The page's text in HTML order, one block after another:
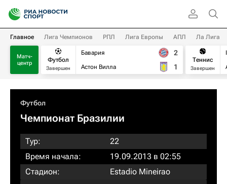
Главное Лига Чемпионов РПЛ Лига Европы АПЛ Ла Лига
Матч-
центр
Футбол
Завершен
Бавария
Астон Вилла
2
1
Теннис
Завершен
Футбол
Чемпионат Бразилии
Тур:
22
Время начала:
19.09.2013 в 02:55
Стадион:
Estadio Mineirao